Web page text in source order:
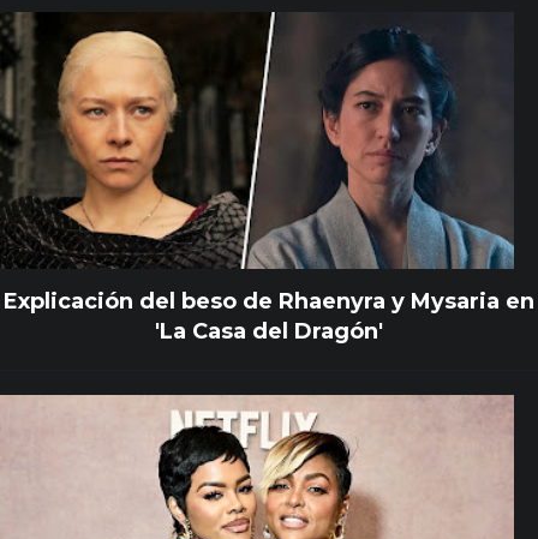
Explicación del beso de Rhaenyra y Mysaria en
'La Casa del Dragón'